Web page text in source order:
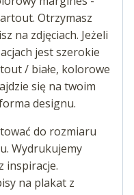
Otrzymasz
na zdjęciach. Jeżeli
jest szerokie
/ białe, kolorowe
się na twoim
designu.
do rozmiaru
Wydrukujemy
inspiracje.
na plakat z